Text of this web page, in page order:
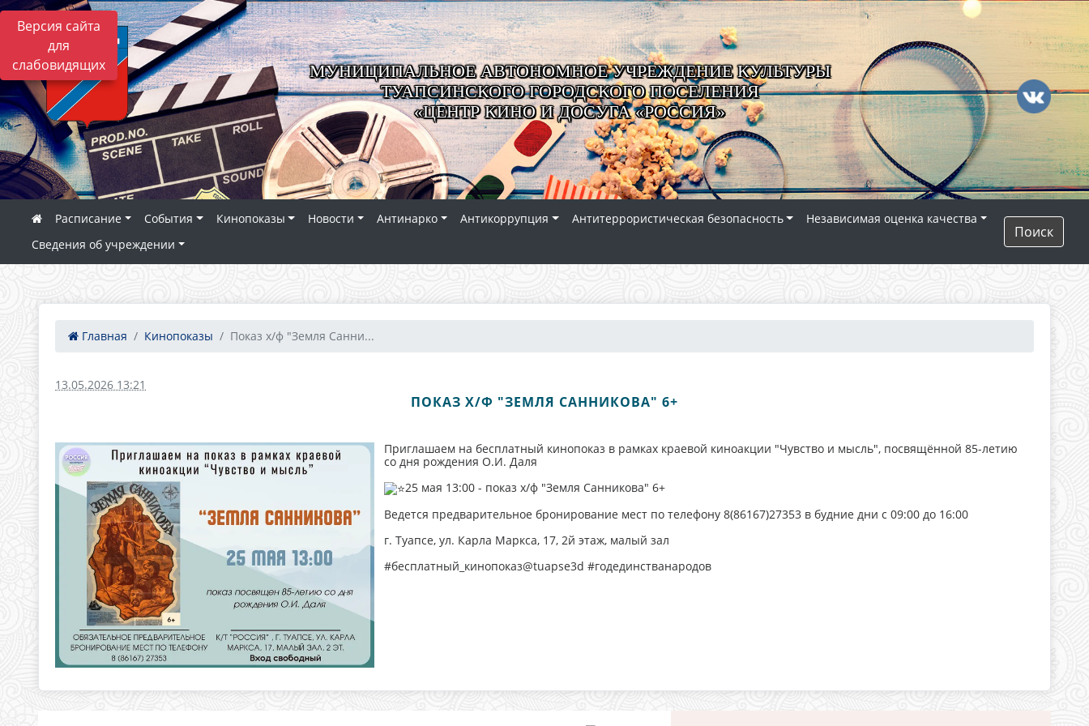
Версия сайта
для
слабовидящих
МУНИЦИПАЛЬНОЕ АВТОНОМНОЕ УЧРЕЖДЕНИЕ КУЛЬТУРЫ
ТУАПСИНСКОГО ГОРОДСКОГО ПОСЕЛЕНИЯ
«ЦЕНТР КИНО И ДОСУГА «РОССИЯ»
Расписание События Кинопоказы Новости Антинарко Антикоррупция Антитеррористическая безопасность
Независимая оценка качества
Сведения об учреждении
Поиск
Главная Кинопоказы Показ х/ф "Земля Санни...
13.05.2026 13:21
ПОКАЗ Х/Ф "ЗЕМЛЯ САННИКОВА" 6+
Приглашаем на бесплатный кинопоказ в рамках краевой киноакции "Чувство и мысль", посвящённой 85-летию
со дня рождения О.И. Даля
25 мая 13:00 - показ х/ф "Земля Санникова" 6+
Ведется предварительное бронирование мест по телефону 8(86167)27353 в будние дни с 09:00 до 16:00
г. Туапсе, ул. Карла Маркса, 17, 2й этаж, малый зал
#бесплатный_кинопоказ@tuapse3d #годединстванародов